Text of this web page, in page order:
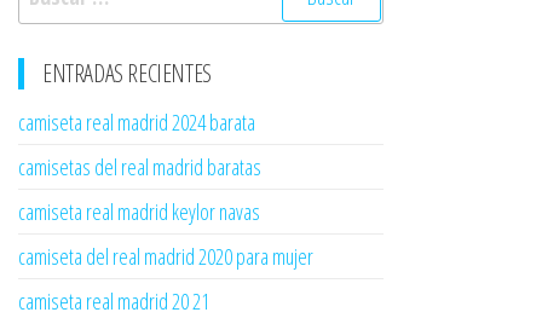
ENTRADAS RECIENTES
camiseta real madrid 2024 barata
camisetas del real madrid baratas
camiseta real madrid keylor navas
camiseta del real madrid 2020 para mujer
camiseta real madrid 20 21